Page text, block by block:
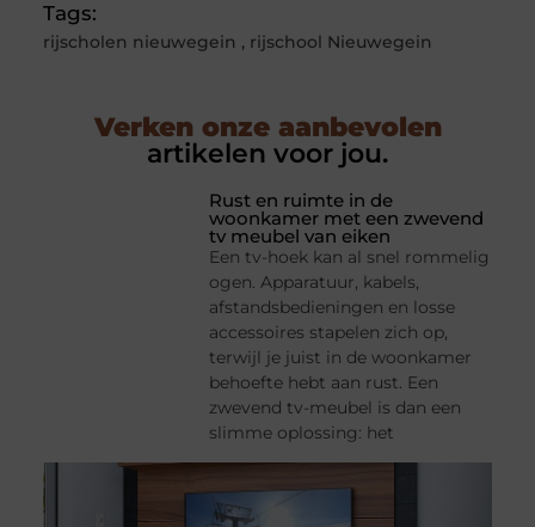
Tags:
rijscholen nieuwegein , rijschool Nieuwegein
Verken onze aanbevolen
artikelen voor jou.
Rust en ruimte in de
woonkamer met een zwevend
tv meubel van eiken
Een tv-hoek kan al snel rommelig
ogen. Apparatuur, kabels,
afstandsbedieningen en losse
accessoires stapelen zich op,
terwijl je juist in de woonkamer
behoefte hebt aan rust. Een
zwevend tv-meubel is dan een
slimme oplossing: het